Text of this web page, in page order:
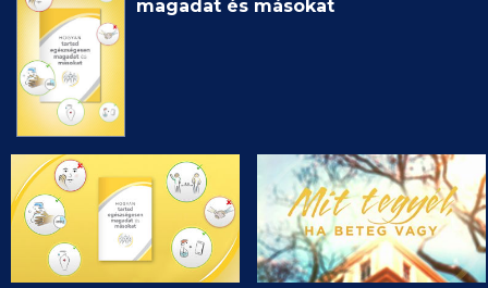
magadat és másokat